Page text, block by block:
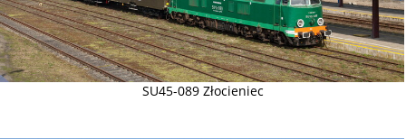
SU45-089 Złocieniec